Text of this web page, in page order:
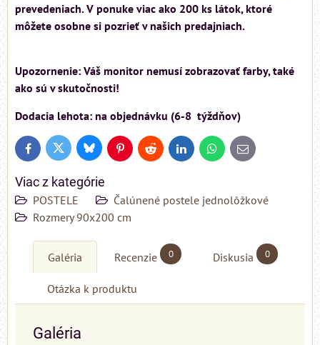
prevedeniach. V ponuke viac ako 200 ks látok, ktoré
môžete osobne si pozrieť v našich predajniach.
Upozornenie: Váš monitor nemusí zobrazovať farby, také
ako sú v skutočnosti!
Dodacia lehota: na objednávku (6-8 týždňov)
FacebookTwitter BlueskyPinterestReddit LinkedInWhatsApp
E-
mail
Viac z kategórie
POSTELE
Čalúnené postele jednolôžkové
Rozmery 90x200 cm
Galéria Recenzie 0 Diskusia 0
Otázka k produktu
Galéria